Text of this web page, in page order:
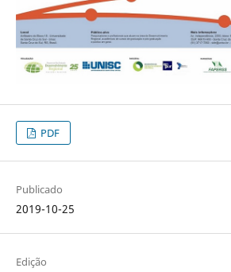
PDF
Publicado
2019-10-25
Edição